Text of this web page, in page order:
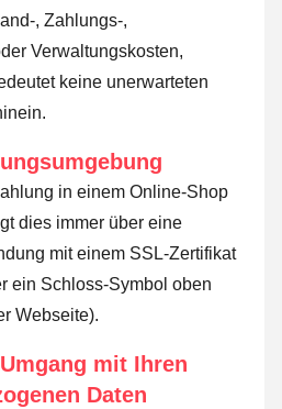
, Zahlungs-,
Verwaltungskosten,
keine unerwarteten
in einem Online-Shop
dies immer über eine
mit einem SSL-Zertifikat
ein Schloss-Symbol oben
Webseite).
mit Ihren
Daten